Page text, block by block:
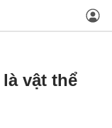
vật thể